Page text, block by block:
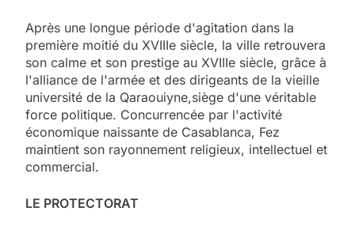
Après une longue période d'agitation dans la
première moitié du XVIIIe siècle, la ville retrouvera
son calme et son prestige au XVIIIe siècle, grâce à
l'alliance de l'armée et des dirigeants de la vieille
université de la Qaraouiyne,siège d'une véritable
force politique. Concurrencée par l'activité
économique naissante de Casablanca, Fez
maintient son rayonnement religieux, intellectuel et
commercial.
LE PROTECTORAT